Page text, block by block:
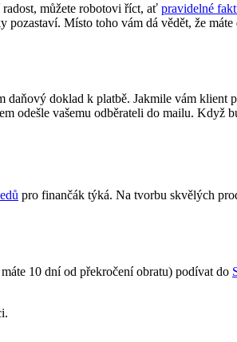
můžete robotovi říct, ať pravidelné
pozastaví. Místo toho vám dá vědět, že
doklad k platbě. Jakmile vám klient
odešle vašemu odběrateli do mailu. Když
pro finančák týká. Na tvorbu skvělých
10 dní od překročení obratu) podívat do